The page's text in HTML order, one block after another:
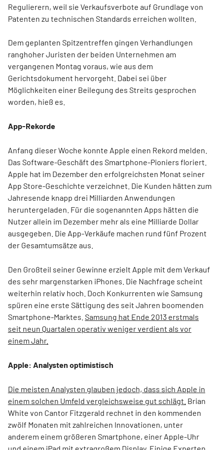
Regulierern, weil sie Verkaufsverbote auf Grundlage von
Patenten zu technischen Standards erreichen wollten.
Dem geplanten Spitzentreffen gingen Verhandlungen
ranghoher Juristen der beiden Unternehmen am
vergangenen Montag voraus, wie aus dem
Gerichtsdokument hervorgeht. Dabei sei über
Möglichkeiten einer Beilegung des Streits gesprochen
worden, hieß es.
App-Rekorde
Anfang dieser Woche konnte Apple einen Rekord melden.
Das Software-Geschäft des Smartphone-Pioniers floriert.
Apple hat im Dezember den erfolgreichsten Monat seiner
App Store-Geschichte verzeichnet. Die Kunden hätten zum
Jahresende knapp drei Milliarden Anwendungen
heruntergeladen. Für die sogenannten Apps hätten die
Nutzer allein im Dezember mehr als eine Milliarde Dollar
ausgegeben. Die App-Verkäufe machen rund fünf Prozent
der Gesamtumsätze aus.
Den Großteil seiner Gewinne erzielt Apple mit dem Verkauf
des sehr margenstarken iPhones. Die Nachfrage scheint
weiterhin relativ hoch. Doch Konkurrenten wie Samsung
spüren eine erste Sättigung des seit Jahren boomenden
Smartphone-Marktes. Samsung hat Ende 2013 erstmals
seit neun Quartalen operativ weniger verdient als vor
einem Jahr.
Apple: Analysten optimistisch
Die meisten Analysten glauben jedoch, dass sich Apple in
einem solchen Umfeld vergleichsweise gut schlägt. Brian
White von Cantor Fitzgerald rechnet in den kommenden
zwölf Monaten mit zahlreichen Innovationen, unter
anderem einem größeren Smartphone, einer Apple-Uhr